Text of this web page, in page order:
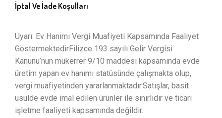
İptal Ve İade Koşulları
Uyarı: Ev Hanımı Vergi Muafiyeti Kapsamında Faaliyet
GöstermektedirFilizce 193 sayılı Gelir Vergisi
Kanunu’nun mükerrer 9/10 maddesi kapsamında evde
üretim yapan ev hanımı statüsünde çalışmakta olup,
vergi muafiyetinden yararlanmaktadır.Satışlar, basit
usulde evde imal edilen ürünler ile sınırlıdır ve ticari
işletme faaliyeti kapsamında değildir.